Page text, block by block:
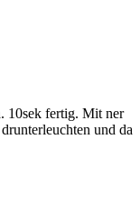
10sek fertig. Mit ner
und da